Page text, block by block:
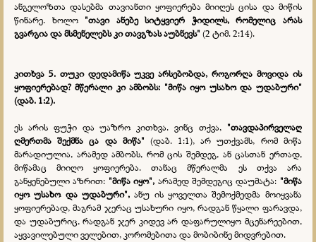
ანგელოზთა დასებმა თავიანთი ყოფიერება მიიღეს ცისა და მიწის
წინარე. ხოლო "თავი ანებე სიტყვიერ ჭიდილს, რომელიც არას
გვარგია და მსმენელებს კი თავგზას აუბნევს" (2 ტიმ. 2:14).
კითხვა 5. თუკი დედამიწა უკვე არსებობდა, როგორღა მოვიდა ის
ყოფიერებად? მწერალი კი ამბობს: "მიწა იყო უსახო და უდაბური"
(დაბ. 1:2).
ეს არის ფუჭი და უაზრო კითხვა. ვინც თქვა, "თავდაპირველაღ
ღმერთმა შექმნა ცა და მიწა" (დაბ. 1:1), არ უთქვამს, რომ მიწა
მარადიულია, არამედ ამბობს, რომ ცის შემდეგ, ან ცასთან ერთად,
მიწამაც მიიღო ყოფიერება. თანაც მწერალმა ეს თქვა არა
განყენებული აზრით: "მიწა იყო", არამედ შემდეგიც დაუმატა: "მიწა
იყო უსახო და უდაბური",ანუ ის ყოველთა შემოქმედმა მოიყვანა
ყოფიერებად, მაგრამ ჯერაც უსახური იყო, რადგან წყალი ფარავდა,
და უდაბურიც, რადგან ჯერ კიდევ არ დაფარულიყო მცენარეებით,
აყვავილებული ველებით, კორომებითა და მობიბინე მიდვრებით.